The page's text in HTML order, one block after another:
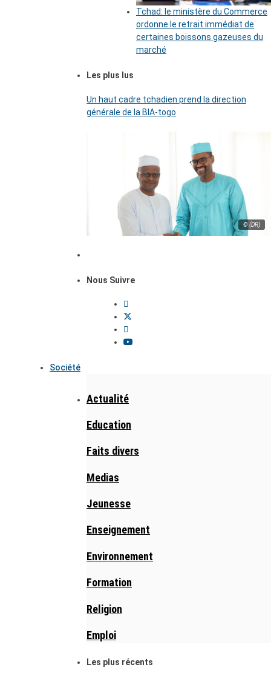
Tchad: le ministère du Commerce
ordonne le retrait immédiat de
certaines boissons gazeuses du
marché
Les plus lus
Un haut cadre tchadien prend la direction
générale de la BIA-togo
© (DR)
Nous Suivre
Société
Actualité
Education
Faits divers
Medias
Jeunesse
Enseignement
Environnement
Formation
Religion
Emploi
Les plus récents